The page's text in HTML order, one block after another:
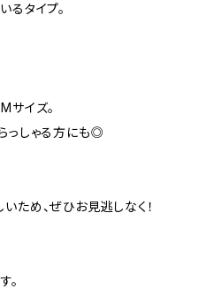
るタイプ。
サイズ。
っしゃる方にも◎
ため、ぜひお見逃しなく！
。